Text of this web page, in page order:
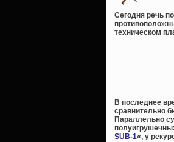
Сегодня речь
техническом
В последнее
сравнительно
Параллельно
SUB-1«, у